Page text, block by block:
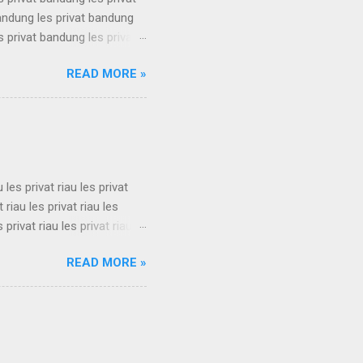
les privat bandung
bandung les privat
privat bandung les privat
les privat bandung
READ MORE »
les privat riau les privat
riau les privat riau les
riau les privat riau
riau les privat riau les
riau les privat riau
READ MORE »